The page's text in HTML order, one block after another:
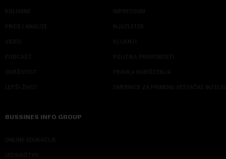
KOLUMNE
PRIČE I ANALIZE
VIDEO
PODCAST
ODRŽIVOST
LEPŠI ŽIVOT
IMPRESSUM
NJUZLETER
KLIJENTI
POLITIKA PRIVATNOSTI
PRAVILA KORIŠĆENJA
SMERNICE ZA PRIMENU VEŠTAČKE
BUSSINES INFO GROUP
ONLINE EDUKACIJE
IZDAVAŠTVO